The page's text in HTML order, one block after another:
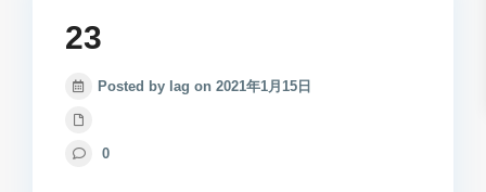
23
Posted by lag on 2021年1月15日
0